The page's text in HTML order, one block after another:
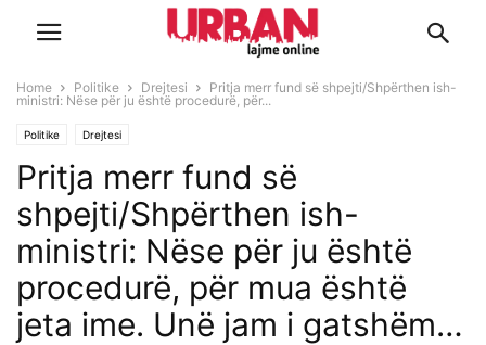
Home Politike Drejtesi
Pritja merr fund së shpejti/Shpërthen ish-
ministri: Nëse për ju është procedurë, për...
Politike Drejtesi
Pritja merr fund së
shpejti/Shpërthen ish-
ministri: Nëse për ju është
procedurë, për mua është
jeta ime. Unë jam i gatshëm…